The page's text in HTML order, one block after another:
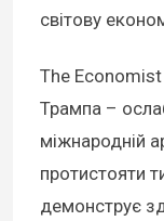
світову
The
Трампа –
міжнародній
протистояти
демонструє